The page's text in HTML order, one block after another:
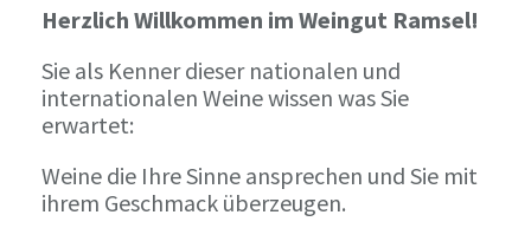
Herzlich Willkommen im Weingut Ramsel!
Sie als Kenner dieser nationalen und
internationalen Weine wissen was Sie
erwartet:
Weine die Ihre Sinne ansprechen und Sie mit
ihrem Geschmack überzeugen.